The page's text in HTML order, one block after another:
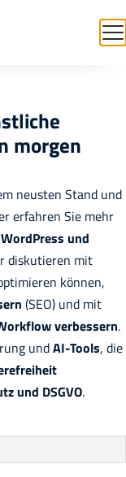
morgen
neusten Stand und
erfahren Sie mehr
und
diskutieren mit
können,
(SEO) und mit
verbessern.
undAI-Tools, die
und DSGVO.